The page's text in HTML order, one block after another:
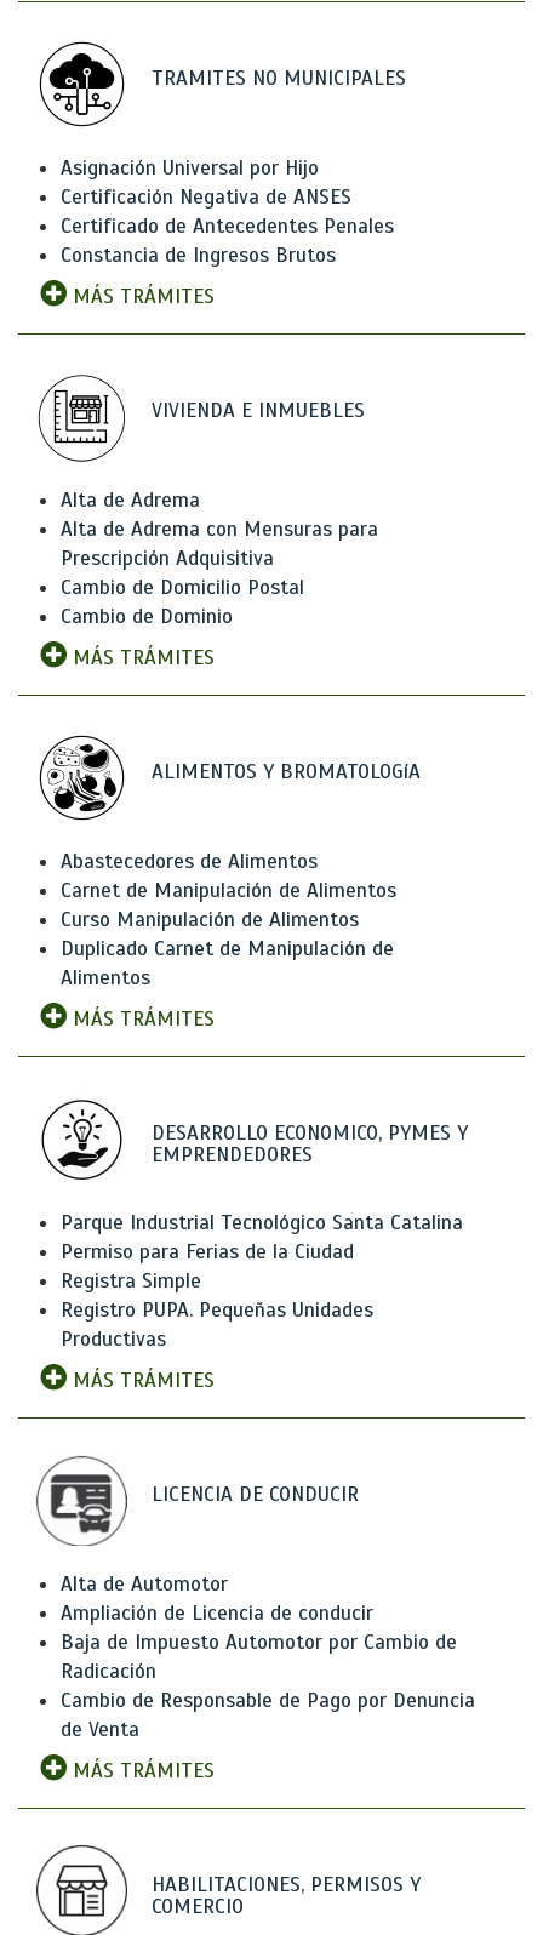
TRAMITES NO MUNICIPALES
Asignación Universal por Hijo
Certificación Negativa de ANSES
Certificado de Antecedentes Penales
Constancia de Ingresos Brutos
MÁS TRÁMITES
VIVIENDA E INMUEBLES
Alta de Adrema
Alta de Adrema con Mensuras para
Prescripción Adquisitiva
Cambio de Domicilio Postal
Cambio de Dominio
MÁS TRÁMITES
ALIMENTOS Y BROMATOLOGíA
Abastecedores de Alimentos
Carnet de Manipulación de Alimentos
Curso Manipulación de Alimentos
Duplicado Carnet de Manipulación de
Alimentos
MÁS TRÁMITES
DESARROLLO ECONOMICO, PYMES Y
EMPRENDEDORES
Parque Industrial Tecnológico Santa Catalina
Permiso para Ferias de la Ciudad
Registra Simple
Registro PUPA. Pequeñas Unidades
Productivas
MÁS TRÁMITES
LICENCIA DE CONDUCIR
Alta de Automotor
Ampliación de Licencia de conducir
Baja de Impuesto Automotor por Cambio de
Radicación
Cambio de Responsable de Pago por Denuncia
de Venta
MÁS TRÁMITES
HABILITACIONES, PERMISOS Y
COMERCIO